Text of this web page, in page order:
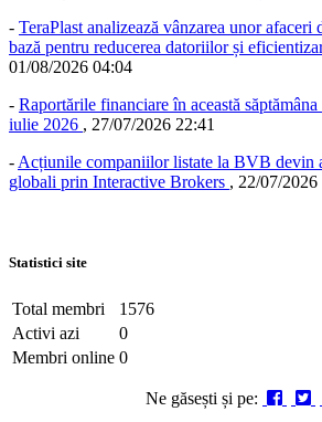
- TeraPlast analizează vânzarea unor
bază pentru reducerea datoriilor și
01/08/2026 04:04
- Raportările financiare în această
iulie 2026 , 27/07/2026 22:41
- Acțiunile companiilor listate la BVB devin
globali prin Interactive Brokers , 22/07/2026
Statistici site
Total membri
1576
Activi azi
0
Membri online 0
Ne găsești și pe: